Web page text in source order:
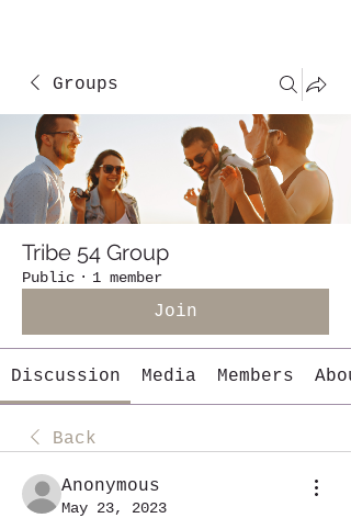
Groups
Tribe 54 Group
Public · 1 member
Join
Discussion Media Members
Back
Anonymous
May 23, 2023